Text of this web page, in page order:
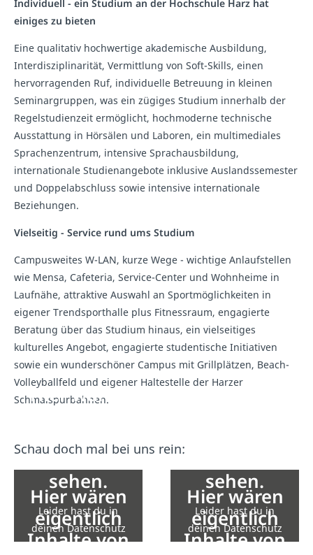
Individuell - ein Studium an der Hochschule Harz hat
einiges zu bieten
Eine qualitativ hochwertige akademische Ausbildung,
Interdisziplinarität, Vermittlung von Soft-Skills, einen
hervorragenden Ruf, individuelle Betreuung in kleinen
Seminargruppen, was ein zügiges Studium innerhalb der
Regelstudienzeit ermöglicht, hochmoderne technische
Ausstattung in Hörsälen und Laboren, ein multimediales
Sprachenzentrum, intensive Sprachausbildung,
internationale Studienangebote inklusive Auslandssemester
und Doppelabschluss sowie intensive internationale
Beziehungen.
Vielseitig - Service rund ums Studium
Campusweites W-LAN, kurze Wege - wichtige Anlaufstellen
wie Mensa, Cafeteria, Service-Center und Wohnheime in
Laufnähe, attraktive Auswahl an Sportmöglichkeiten in
eigener Trendsporthalle plus Fitnessraum, engagierte
Beratung über das Studium hinaus, ein vielseitiges
kulturelles Angebot, engagierte studentische Initiativen
sowie ein wunderschöner Campus mit Grillplätzen, Beach-
Volleyballfeld und eigener Haltestelle der Harzer
Schmalspurbahnen.
Schau doch mal bei uns rein:
Hier wären
Inhalte von
YouTube zu
sehen.
Leider hast du in
deinen Datenschutz
Einstellungen die
Hier wären
YouTube zu
sehen.
Leider hast du in
deinen Datenschutz
Einstellungen die
Hier wären
eigentlich
Inhalte von
Hier wären
eigentlich
Inhalte von